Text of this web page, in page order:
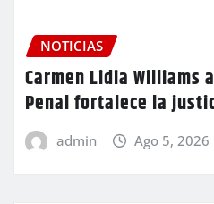
NOTICIAS
Carmen Lidia Williams
Penal fortalece la
admin Ago 5, 2026